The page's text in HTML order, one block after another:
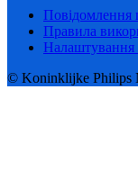
Повідомлення
Правила
Налаштування
© Koninklijke Philips